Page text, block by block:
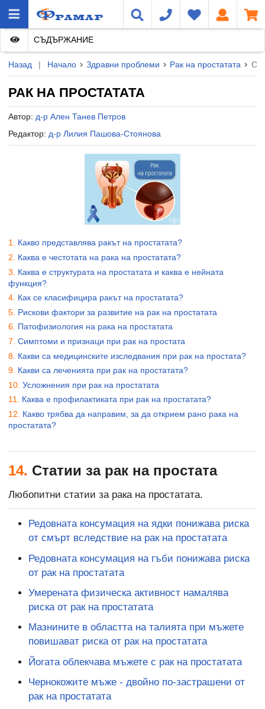
Назад | Начало Здравни проблеми Рак на простатата
РАК НА ПРОСТАТАТА
Автор: д-р Ален Танев Петров
Редактор: д-р Лилия Пашова-Стоянова
СЪДЪРЖАНИЕ
Какво представлява ракът на простатата?
Каква е честотата на рака на простатата?
Каква е структурата на простатата и каква е нейната
функция?
Как се класифицира ракът на простатата?
Рискови фактори за развитие на рак на простатата
Патофизиология на рака на простатата
Симптоми и признаци при рак на простата
Какви са медицинските изследвания при рак на простата?
Какви са леченията при рак на простатата?
Усложнения при рак на простатата
Каква е профилактиката при рак на простатата?
Какво трябва да направим, за да открием рано рака на
простатата?
14. Статии за рак на простата
Любопитни статии за рака на простатата.
Редовната консумация на ядки понижава риска
от смърт вследствие на рак на простатата
Редовната консумация на гъби понижава риска
от рак на простатата
Умерената физическа активност намалява
риска от рак на простатата
Мазнините в областта на талията при мъжете
повишават риска от рак на простатата
Йогата облекчава мъжете с рак на простатата
Чернокожите мъже - двойно по-застрашени от
рак на простатата